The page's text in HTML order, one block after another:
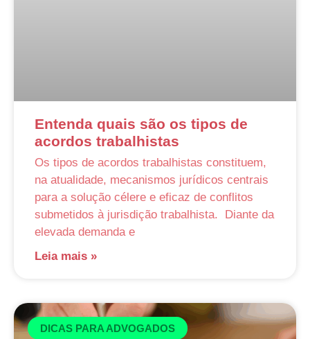
Entenda quais são os tipos de
acordos trabalhistas
Os tipos de acordos trabalhistas constituem,
na atualidade, mecanismos jurídicos centrais
para a solução célere e eficaz de conflitos
submetidos à jurisdição trabalhista. Diante da
elevada demanda e
Leia mais »
DICAS PARA ADVOGADOS